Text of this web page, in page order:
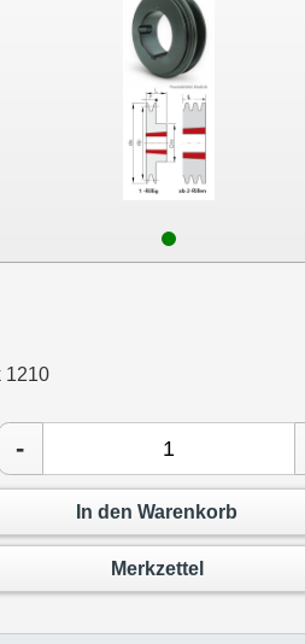
1210
-
In den Warenkorb
Merkzettel